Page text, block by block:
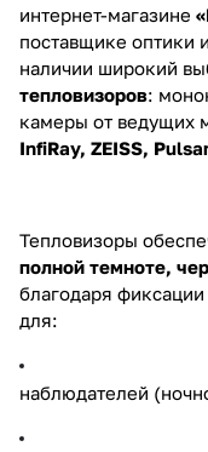
интернет-магазине
поставщике оптики
наличии широкий
тепловизоров:
камеры от ведущих
InfiRay, ZEISS,
Тепловизоры
полной темноте,
благодаря
для:
наблюдателей